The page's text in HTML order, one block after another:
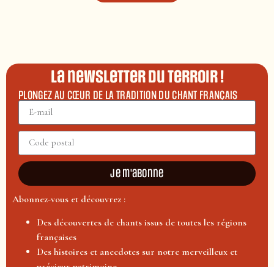
La newsletter du terroir !
PLONGEZ AU CŒUR DE LA TRADITION DU CHANT FRANÇAIS
Je m'abonne
Abonnez-vous et découvrez :
Des découvertes de chants issus de toutes les régions
françaises
Des histoires et anecdotes sur notre merveilleux et